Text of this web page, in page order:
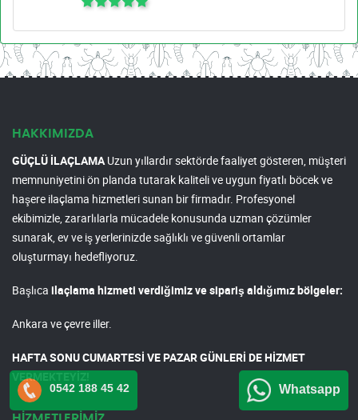
HAKKIMIZDA
GÜÇLÜ İLAÇLAMAUzun yıllardır sektörde faaliyet gösteren, müşteri
memnuniyetini ön planda tutarak kaliteli ve uygun fiyatlı böcek ve
haşere ilaçlama hizmetleri sunan bir firmadır. Profesyonel
ekibimizle, zararlılarla mücadele konusunda uzman çözümler
sunarak, ev ve iş yerlerinizde sağlıklı ve güvenli ortamlar
oluşturmayı hedefliyoruz.
Başlıca ilaçlama hizmeti verdiğimiz ve sipariş aldığımız bölgeler:
Ankara ve çevre iller.
HAFTA SONU CUMARTESİ VE PAZAR GÜNLERİ DE HİZMET
VERMEKTEYİZ!
0542 188 45 42 Whatsapp